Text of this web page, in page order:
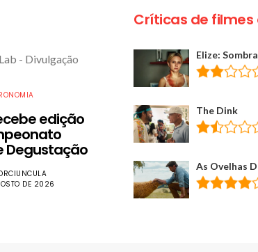
edição
Degustação
DE 2026
Críticas de filmes
Elize:
The Dink
As Ovelhas